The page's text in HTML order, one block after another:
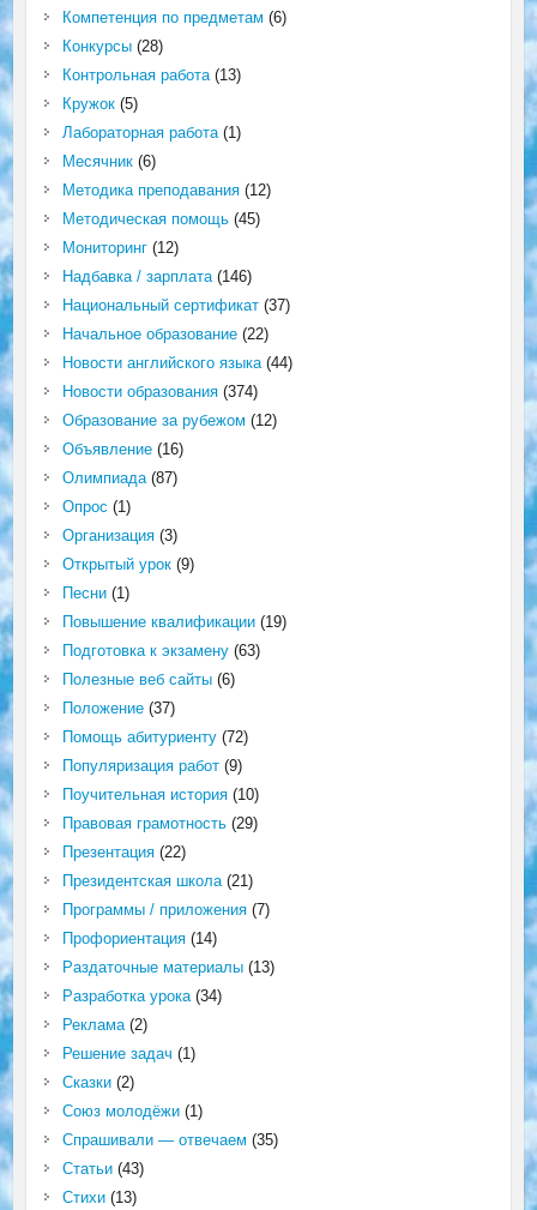
Компетенция по предметам (6)
Конкурсы(28)
Контрольная работа(13)
Кружок(5)
Лабораторная работа(1)
Месячник(6)
Методика преподавания(12)
Методическая помощь(45)
Мониторинг(12)
Надбавка / зарплата(146)
Национальный сертификат(37)
Начальное образование(22)
Новости английского языка(44)
Новости образования(374)
Образование за рубежом (12)
Объявление(16)
Олимпиада(87)
Опрос (1)
Организация(3)
Открытый урок(9)
Песни(1)
Повышение квалификации(19)
Подготовка к экзамену(63)
Полезные веб сайты(6)
Положение(37)
Помощь абитуриенту(72)
Популяризация работ(9)
Поучительная история(10)
Правовая грамотность(29)
Презентация(22)
Президентская школа(21)
Программы / приложения(7)
Профориентация(14)
Раздаточные материалы(13)
Разработка урока(34)
Реклама(2)
Решение задач (1)
Сказки(2)
Союз молодёжи(1)
Спрашивали — отвечаем (35)
Статьи(43)
Стихи(13)